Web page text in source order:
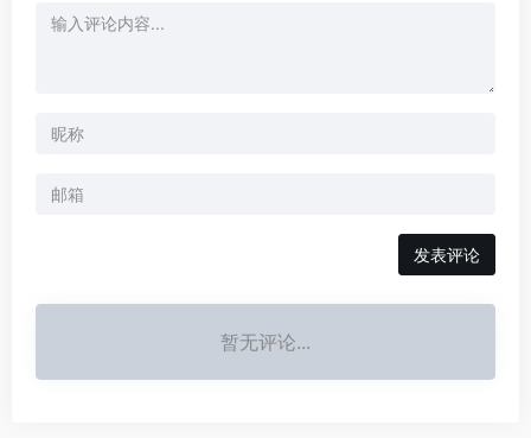
发表评论
暂无评论...